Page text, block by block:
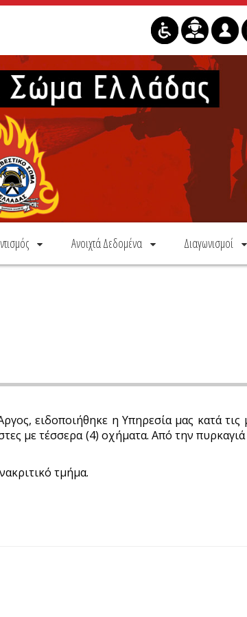
Ανοιχτά Δεδομένα Διαγωνισμοί
ειδοποιήθηκε η Υπηρεσία μας κατά
με τέσσερα (4) οχήματα. Από την
τμήμα.